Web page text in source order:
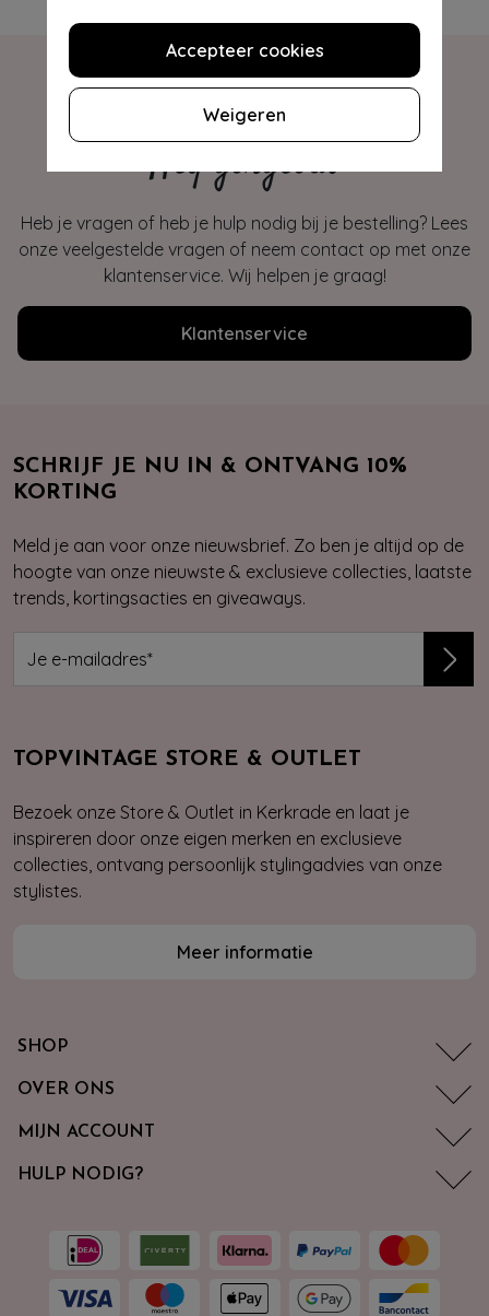
Accepteer cookies
Weigeren
Hey gorgeous
Heb je vragen of heb je hulp nodig bij je bestelling? Lees
onze veelgestelde vragen of neem contact op met onze
klantenservice. Wij helpen je graag!
Klantenservice
SCHRIJF JE NU IN & ONTVANG 10%
KORTING
Meld je aan voor onze nieuwsbrief. Zo ben je altijd op de
hoogte van onze nieuwste & exclusieve collecties, laatste
trends, kortingsacties en giveaways.
TOPVINTAGE STORE & OUTLET
Bezoek onze Store & Outlet in Kerkrade en laat je
inspireren door onze eigen merken en exclusieve
collecties, ontvang persoonlijk stylingadvies van onze
stylistes.
Meer informatie
SHOP
OVER ONS
MIJN ACCOUNT
HULP NODIG?